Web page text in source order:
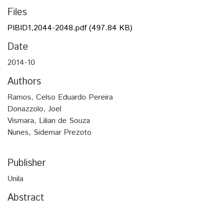
Files
PIBID1,2044-2048.pdf(497.84 KB)
Date
2014-10
Authors
Ramos, Celso Eduardo Pereira
Donazzolo, Joel
Vismara, Lilian de Souza
Nunes, Sidemar Prezoto
Publisher
Unila
Abstract